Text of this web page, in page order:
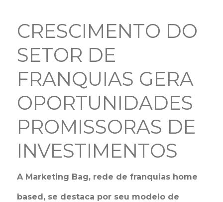
CRESCIMENTO DO
SETOR DE
FRANQUIAS GERA
OPORTUNIDADES
PROMISSORAS DE
INVESTIMENTOS
A Marketing Bag, rede de franquias home
based, se destaca por seu modelo de